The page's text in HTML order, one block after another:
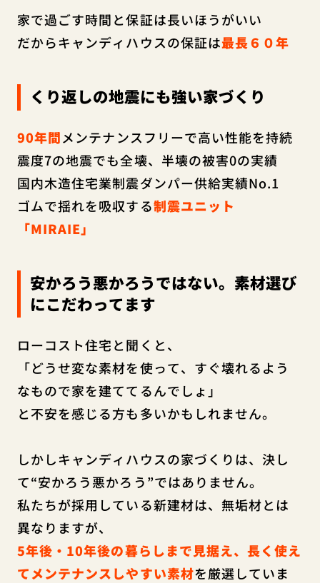
家で過ごす時間と保証は長いほうがいい
だからキャンディハウスの保証は最長６０年
くり返しの地震にも強い家づくり
90年間メンテナンスフリーで高い性能を持続
震度7の地震でも全壊、半壊の被害0の実績
国内木造住宅業制震ダンパー供給実績No.1
ゴムで揺れを吸収する制震ユニット
「MIRAIE」
安かろう悪かろうではない。素材選び
にこだわってます
ローコスト住宅と聞くと、
「どうせ変な素材を使って、すぐ壊れるよう
なもので家を建ててるんでしょ」
と不安を感じる方も多いかもしれません。
しかしキャンディハウスの家づくりは、決し
て“安かろう悪かろう”ではありません。
私たちが採用している新建材は、無垢材とは
異なりますが、
5年後・10年後の暮らしまで見据え、長く使え
てメンテナンスしやすい素材を厳選していま